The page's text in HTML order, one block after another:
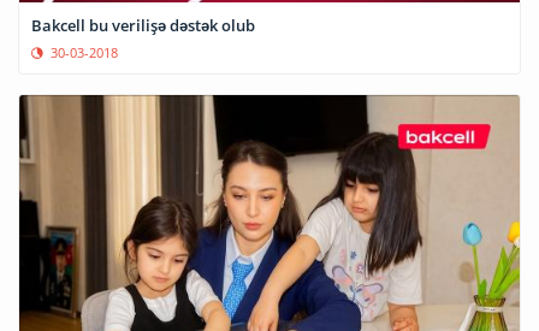
Bakcell bu verilişə dəstək olub
30-03-2018